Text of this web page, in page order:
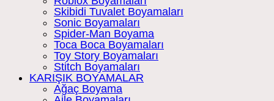
Skibidi Tuvalet Boyamaları
Sonic Boyamaları
Spider-Man Boyama
Toca Boca Boyamaları
Toy Story Boyamaları
Stitch Boyamaları
KARIŞIK BOYAMALAR
Ağaç Boyama